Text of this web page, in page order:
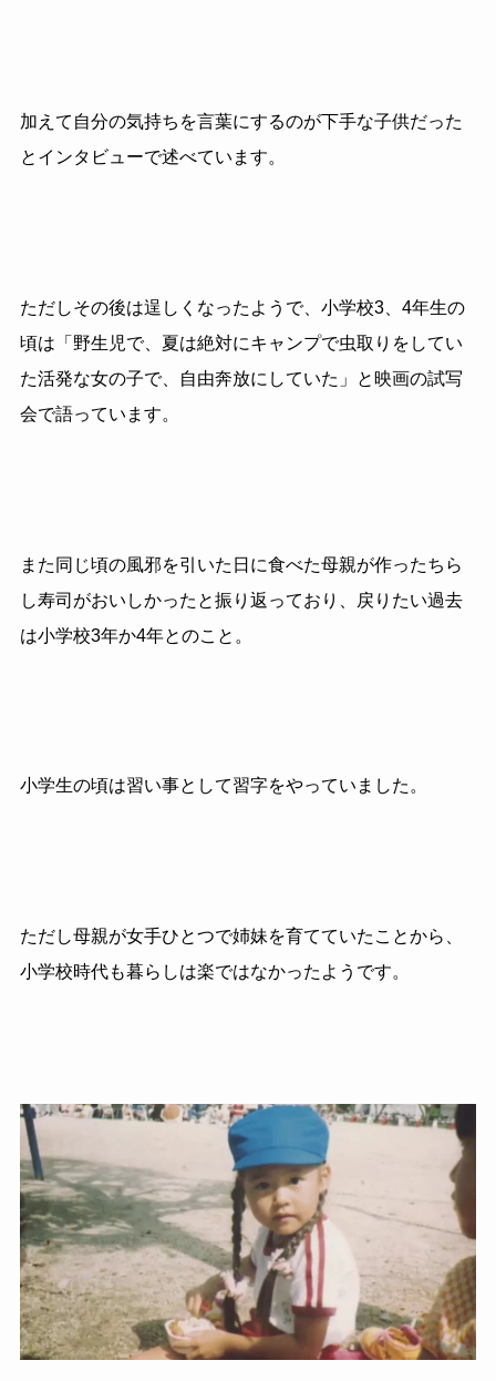
加えて自分の気持ちを言葉にするのが下手な子供だった
とインタビューで述べています。
ただしその後は逞しくなったようで、小学校3、4年生の
頃は「野生児で、夏は絶対にキャンプで虫取りをしてい
た活発な女の子で、自由奔放にしていた」と映画の試写
会で語っています。
また同じ頃の風邪を引いた日に食べた母親が作ったちら
し寿司がおいしかったと振り返っており、戻りたい過去
は小学校3年か4年とのこと。
小学生の頃は習い事として習字をやっていました。
ただし母親が女手ひとつで姉妹を育てていたことから、
小学校時代も暮らしは楽ではなかったようです。